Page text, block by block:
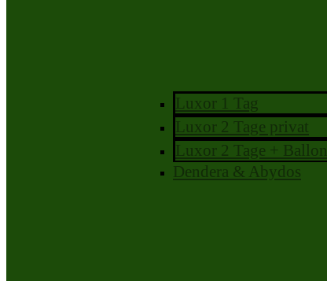
Luxor 1 Tag
Luxor 2 Tage privat
Luxor 2 Tage + Ballon
Dendera & Abydos